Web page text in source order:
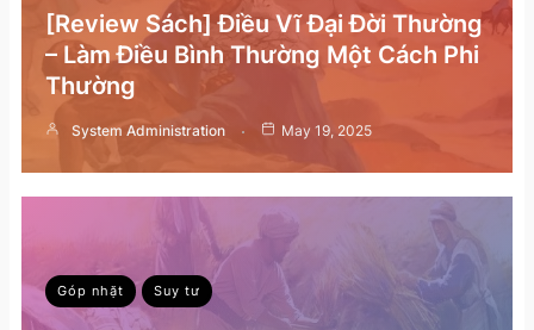
[Review Sách] Điều Vĩ Đại Đời Thường
– Làm Điều Bình Thường Một Cách Phi
Thường
System Administration May 19, 2025
Góp nhặt Suy tư